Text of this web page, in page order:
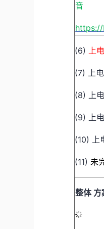
音
(6) 上
(7) 上电
(8) 上电
(9) 上电
(10) 上
(11)未
整体